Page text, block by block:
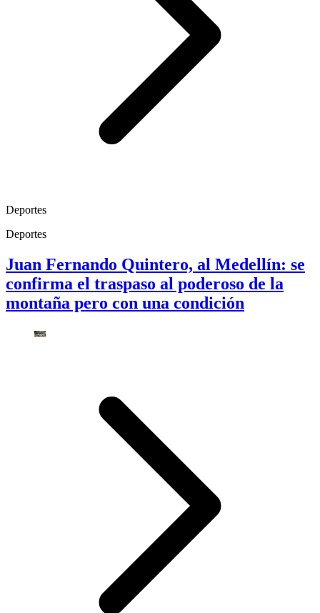
Deportes
Deportes
Juan Fernando Quintero, al Medellín: se
confirma el traspaso al poderoso de la
montaña pero con una condición